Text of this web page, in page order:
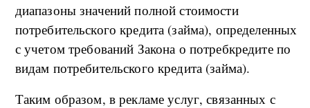
диапазоны значений полной стоимости
потребительского кредита (займа), определенных
с учетом требований Закона о потребкредите по
видам потребительского кредита (займа).
Таким образом, в рекламе услуг, связанных с